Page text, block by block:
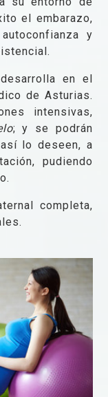
el embarazo,
y
en el
de Asturias.
intensivas,
; y se podrán
lo deseen, a
pudiendo
completa,